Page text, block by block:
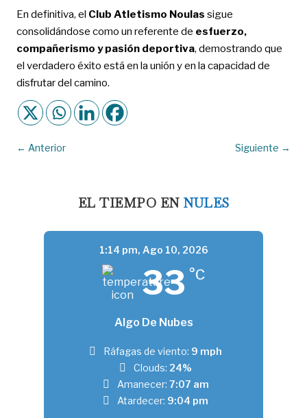
En definitiva, el Club Atletismo Noulas sigue
consolidándose como un referente de esfuerzo,
compañerismo y pasión deportiva, demostrando que
el verdadero éxito está en la unión y en la capacidad de
disfrutar del camino.
← Anterior Siguiente →
EL TIEMPO EN NULES
1:14 pm, Ago 10, 2026
33 °C
Algo De Nubes
Ráfagas de viento: 9 mph
Clouds: 24%
Amanecer: 7:07 am
Atardecer: 9:04 pm